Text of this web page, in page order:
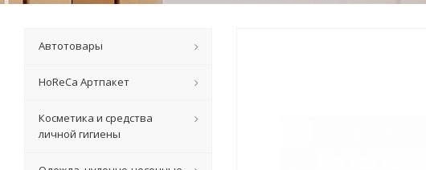
Автотовары
HoReCa Артпакет
Косметика и средства
личной гигиены